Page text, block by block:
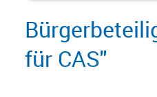
für CAS"